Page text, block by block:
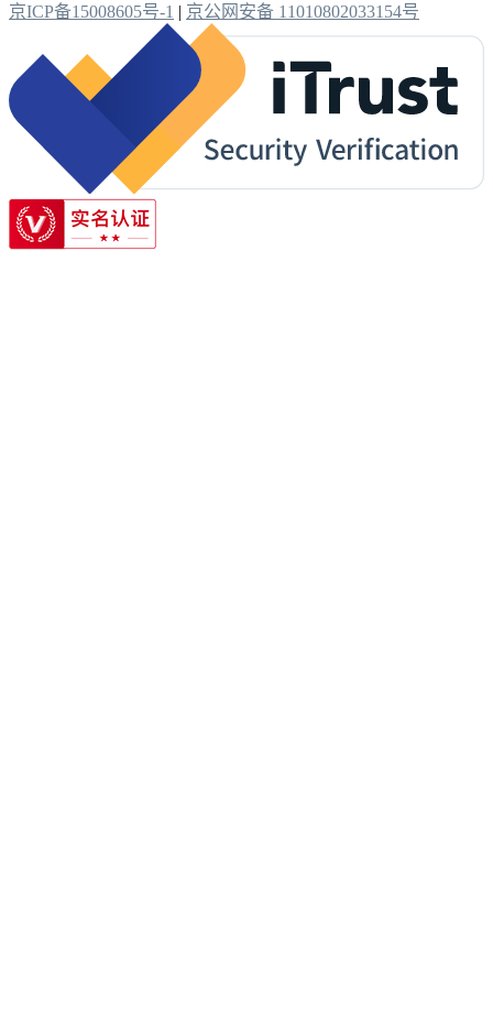
京ICP备15008605号-1 | 京公网安备 11010802033154号